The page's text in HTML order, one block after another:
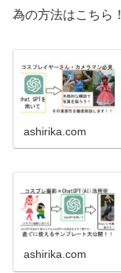
為の方法はこちら！
ashirika.com
ashirika.com